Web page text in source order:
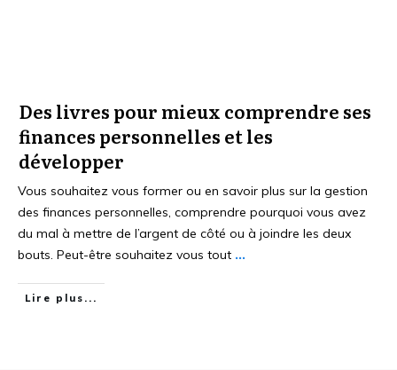
Des livres pour mieux comprendre ses
finances personnelles et les
développer
Vous souhaitez vous former ou en savoir plus sur la gestion
des finances personnelles, comprendre pourquoi vous avez
du mal à mettre de l’argent de côté ou à joindre les deux
bouts. Peut-être souhaitez vous tout ...
Lire plus...